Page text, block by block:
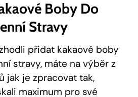
Boby Do
Stravy
přidat kakaové boby
stravy, máte na výběr z
jak je zpracovat tak,
maximum pro své